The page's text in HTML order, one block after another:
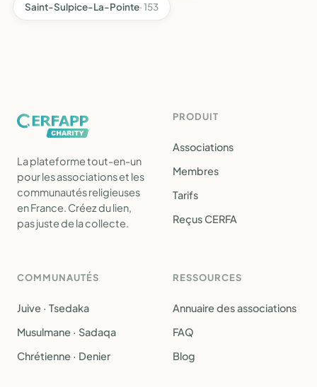
Saint-Sulpice-La-Pointe· 153
La plateforme tout-en-un
pour les associations et les
communautés religieuses
en France. Créez du lien,
pas juste de la collecte.
PRODUIT
Associations
Membres
Tarifs
Reçus CERFA
COMMUNAUTÉS
Juive · Tsedaka
Musulmane · Sadaqa
Chrétienne · Denier
RESSOURCES
Annuaire des associations
FAQ
Blog